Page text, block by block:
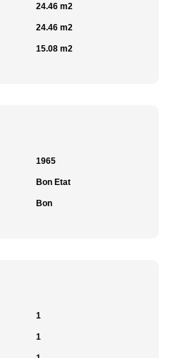
24.46 m2
24.46 m2
15.08 m2
1965
Bon Etat
Bon
1
1